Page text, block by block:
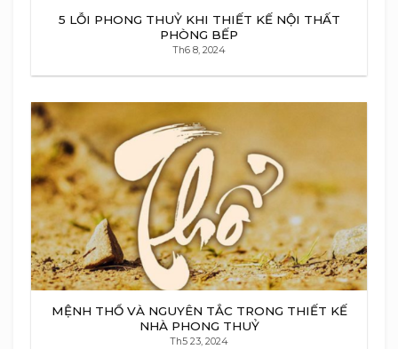
5 LỖI PHONG THUỶ KHI THIẾT KẾ NỘI THẤT
PHÒNG BẾP
Th6 8, 2024
MỆNH THỔ VÀ NGUYÊN TẮC TRONG THIẾT KẾ
NHÀ PHONG THUỶ
Th5 23, 2024